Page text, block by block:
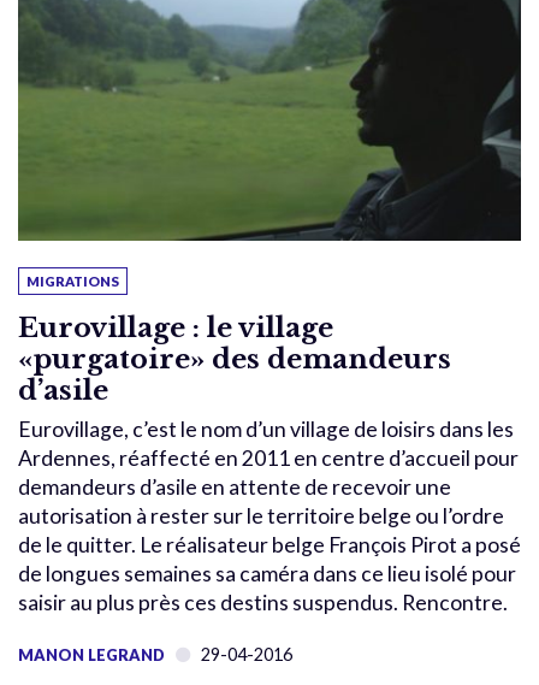
MIGRATIONS
Eurovillage : le village
«purgatoire» des demandeurs
d’asile
Eurovillage, c’est le nom d’un village de loisirs dans les
Ardennes, réaffecté en 2011 en centre d’accueil pour
demandeurs d’asile en attente de recevoir une
autorisation à rester sur le territoire belge ou l’ordre
de le quitter. Le réalisateur belge François Pirot a posé
de longues semaines sa caméra dans ce lieu isolé pour
saisir au plus près ces destins suspendus. Rencontre.
MANON LEGRAND 29-04-2016